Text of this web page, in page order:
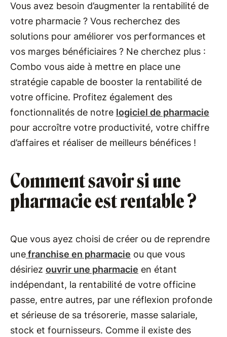
Vous avez besoin d’augmenter la rentabilité de
votre pharmacie ? Vous recherchez des
solutions pour améliorer vos performances et
vos marges bénéficiaires ? Ne cherchez plus :
Combo vous aide à mettre en place une
stratégie capable de booster la rentabilité de
votre officine. Profitez également des
fonctionnalités de notre logiciel de pharmacie
pour accroître votre productivité, votre chiffre
d’affaires et réaliser de meilleurs bénéfices !
Comment savoir si une
pharmacie est rentable ?
Que vous ayez choisi de créer ou de reprendre
unefranchise en pharmacie ou que vous
désiriez ouvrir une pharmacie en étant
indépendant, la rentabilité de votre officine
passe, entre autres, par une réflexion profonde
et sérieuse de sa trésorerie, masse salariale,
stock et fournisseurs. Comme il existe des